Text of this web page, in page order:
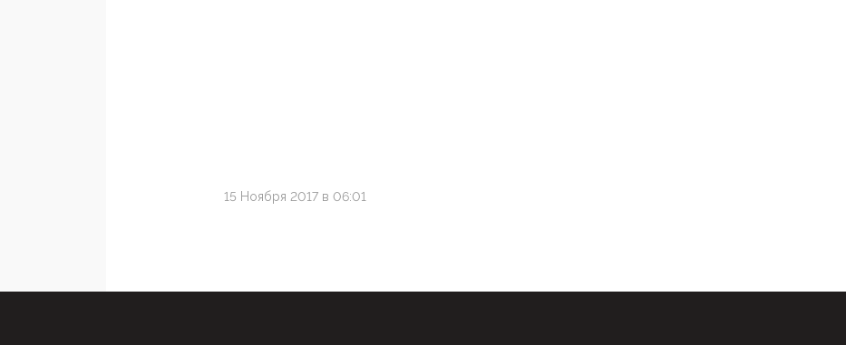
15 Ноября 2017 в 06:01